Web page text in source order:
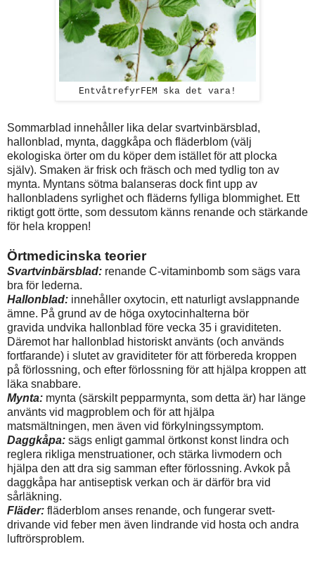
EntvåtrefyrFEM ska det vara!
Sommarblad innehåller lika delar svartvinbärsblad,
hallonblad, mynta, daggkåpa och fläderblom (välj
ekologiska örter om du köper dem istället för att plocka
själv). Smaken är frisk och fräsch och med tydlig ton av
mynta. Myntans sötma balanseras dock fint upp av
hallonbladens syrlighet och fläderns fylliga blommighet. Ett
riktigt gott örtte, som dessutom känns renande och stärkande
för hela kroppen!
Örtmedicinska teorier
Svartvinbärsblad: renande C-vitaminbomb som sägs vara
bra för lederna.
Hallonblad: innehåller oxytocin, ett naturligt avslappnande
ämne. På grund av de höga oxytocinhalterna bör
gravida undvika hallonblad före vecka 35 i graviditeten.
Däremot har hallonblad historiskt använts (och används
fortfarande) i slutet av graviditeter för att förbereda kroppen
på förlossning, och efter förlossning för att hjälpa kroppen att
läka snabbare.
Mynta: mynta (särskilt pepparmynta, som detta är) har länge
använts vid magproblem och för att hjälpa
matsmältningen, men även vid förkylningssymptom.
Daggkåpa: sägs enligt gammal örtkonst konst lindra och
reglera rikliga menstruationer, och stärka livmodern och
hjälpa den att dra sig samman efter förlossning. Avkok på
daggkåpa har antiseptisk verkan och är därför bra vid
sårläkning.
Fläder: fläderblom anses renande, och fungerar svett-
drivande vid feber men även lindrande vid hosta och andra
luftrörsproblem.